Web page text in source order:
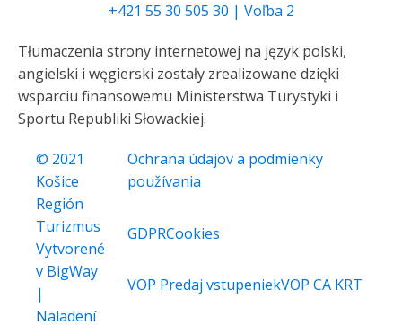
+421 55 30 505 30 | Voľba 2
Tłumaczenia strony internetowej na język polski,
angielski i węgierski zostały zrealizowane dzięki
wsparciu finansowemu Ministerstwa Turystyki i
Sportu Republiki Słowackiej.
© 2021
Košice
Región
Turizmus
Vytvorené
v BigWay
|
Naladení
Ochrana údajov a podmienky
používania
GDPRCookies
VOP Predaj vstupeniekVOP CA KRT